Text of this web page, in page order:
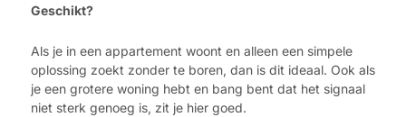
Geschikt?
Als je in een appartement woont en alleen een simpele
oplossing zoekt zonder te boren, dan is dit ideaal. Ook als
je een grotere woning hebt en bang bent dat het signaal
niet sterk genoeg is, zit je hier goed.